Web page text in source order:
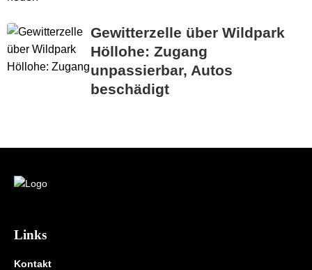
Gewitterzelle über Wildpark
Höllohe: Zugang
unpassierbar, Autos
beschädigt
Links
Kontakt